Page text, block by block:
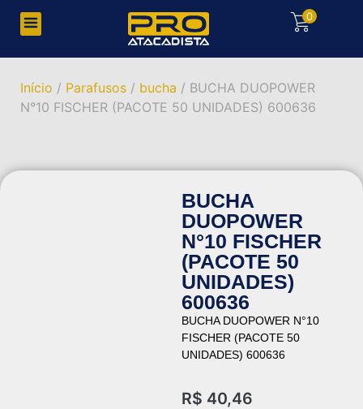
0
Início / Parafusos / bucha / BUCHA DUOPOWER
N°10 FISCHER (PACOTE 50 UNIDADES) 600636
BUCHA
DUOPOWER
N°10 FISCHER
(PACOTE 50
UNIDADES)
600636
BUCHA DUOPOWER N°10
FISCHER (PACOTE 50
UNIDADES) 600636
R$ 40,46